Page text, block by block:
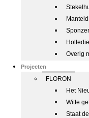
Overig
Projecten
FLORON
Het
Witte
Staat